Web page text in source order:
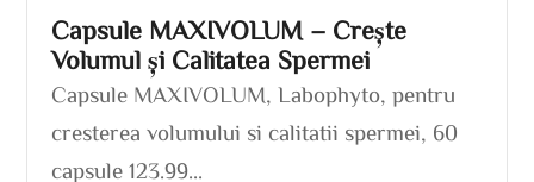
Capsule MAXIVOLUM – Crește
Volumul și Calitatea Spermei
Capsule MAXIVOLUM, Labophyto, pentru
cresterea volumului si calitatii spermei, 60
capsule 123.99...